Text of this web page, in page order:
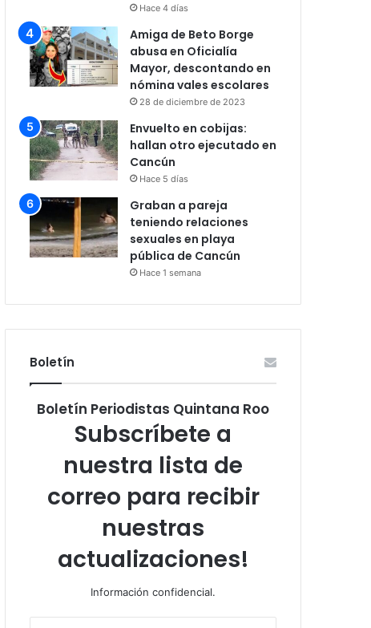
Hace 4 días
Amiga de Beto Borge
abusa en Oficialía
Mayor, descontando en
nómina vales escolares
28 de diciembre de 2023
Envuelto en cobijas:
hallan otro ejecutado en
Cancún
Hace 5 días
Graban a pareja
teniendo relaciones
sexuales en playa
pública de Cancún
Hace 1 semana
Boletín
Boletín Periodistas Quintana Roo
Subscríbete a
nuestra lista de
correo para recibir
nuestras
actualizaciones!
Información confidencial.